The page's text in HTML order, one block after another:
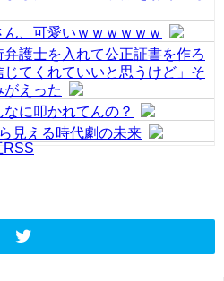
ん、可愛いｗｗｗｗｗｗ
護士を入れて公正証書を作ろ
てくれていいと思うけど」そ
えった
に叩かれてんの？
見える時代劇の未来
RSS